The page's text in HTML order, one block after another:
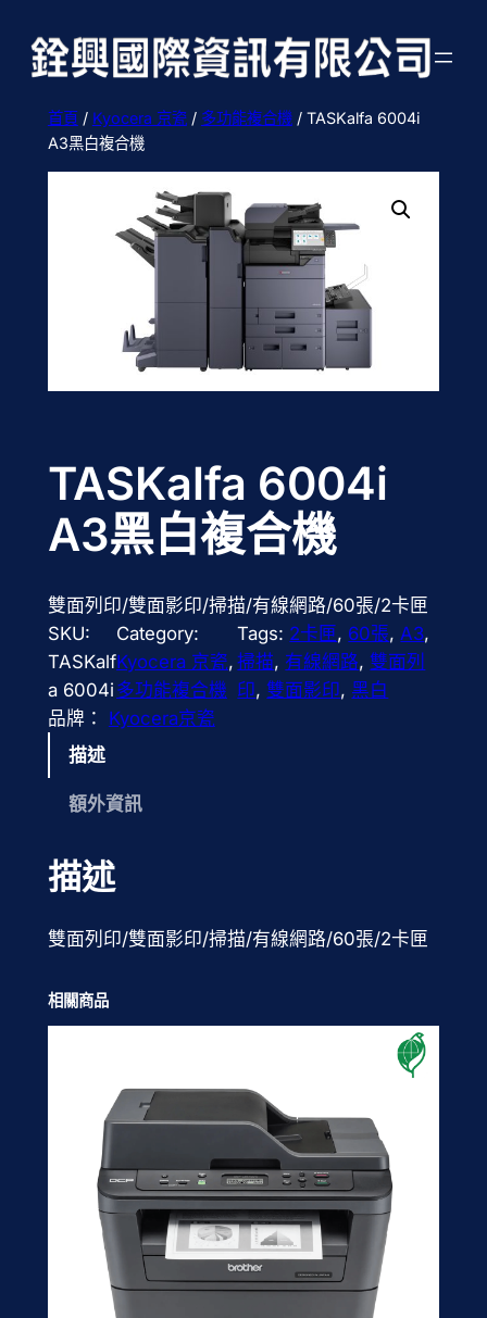
首頁/ Kyocera 京瓷/ 多功能複合機/ TASKalfa 6004i
A3黑白複合機
TASKalfa 6004i
A3黑白複合機
雙面列印/雙面影印/掃描/有線網路/60張/2卡匣
SKU:
TASKalf
a 6004i
Category:
Kyocera 京瓷 ,
多功能複合機
Tags: 2卡匣, 60張, A3
掃描, 有線網路, 雙面列
印, 雙面影印, 黑白
品牌： Kyocera京瓷
描述
額外資訊
描述
雙面列印/雙面影印/掃描/有線網路/60張/2卡匣
相關商品